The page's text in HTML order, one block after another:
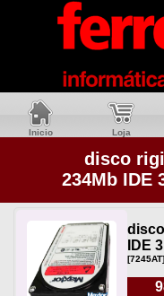
Inicio Loja
disco
234Mb IDE
IDE
[7245AT]